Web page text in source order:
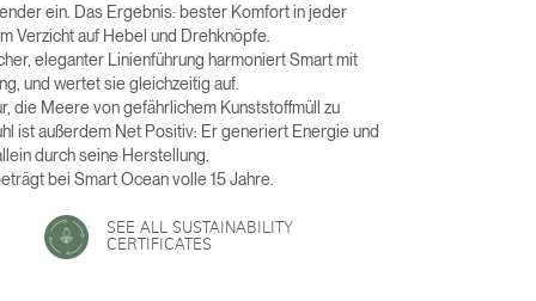
ein. Das Ergebnis: bester Komfort in jeder
Verzicht auf Hebel und Drehknöpfe.
eleganter Linienführung harmoniert Smart mit
und wertet sie gleichzeitig auf.
die Meere von gefährlichem Kunststoffmüll zu
ist außerdem Net Positiv: Er generiert Energie und
durch seine Herstellung.
bei Smart Ocean volle 15 Jahre.
SEE ALL SUSTAINABILITY
CERTIFICATES